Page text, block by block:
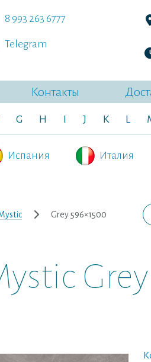
8 993 263 6777
Telegram
Контакты
G H J K L
Испания Италия
Grey 596×1500
Grey